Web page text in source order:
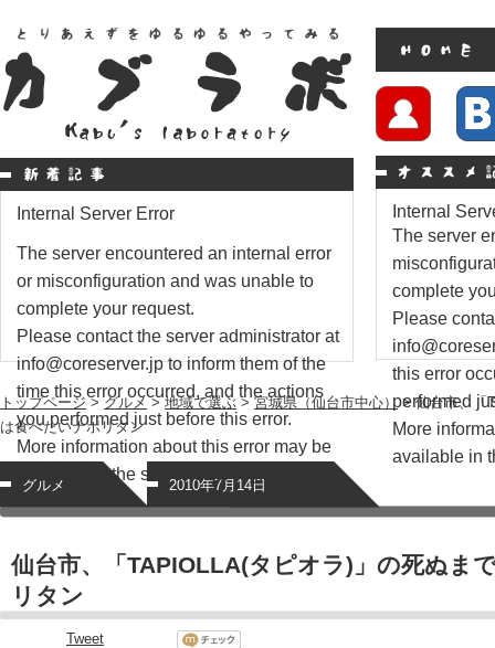
Internal Server Error
The server encountered an internal error
or misconfiguration and was unable to
complete your request.
Please contact the server administrator at
info@coreserver.jp to inform them of the
time this error occurred, and the actions
you performed just before this error.
More information about this error may be
available in the server error log.
Internal
The server
complete
Please
this error
performed
More
available in
トップページ >グルメ >地域で選ぶ >宮城県（仙台市中心）> 仙台市、「
は食べたいナポリタン
グルメ 2010年7月14日
仙台市、「TAPIOLLA(タピオラ)」の死ぬま
リタン
Tweet